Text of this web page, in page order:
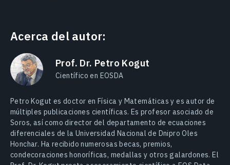
Acerca del autor:
Prof. Dr. Petro Kogut
Científico en EOSDA
Petro Kogut es doctor en Física y Matemáticas y es autor de
múltiples publicaciones científicas. Es profesor asociado de
Soros, así como director del departamento de ecuaciones
diferenciales de la Universidad Nacional de Dnipro Oles
Honchar. Ha recibido numerosas becas, premios,
condecoraciones honoríficas, medallas y otros galardones. El